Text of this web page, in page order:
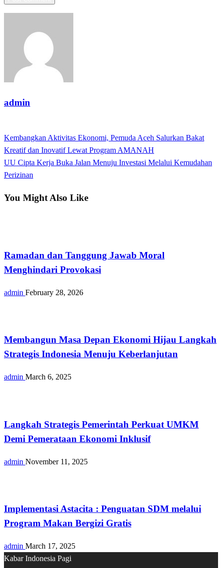
admin
Post
navigation
Previous
Post
Kembangkan Aktivitas Ekonomi, Pemuda Aceh Salurkan Bakat
Kreatif dan Inovatif Lewat Program AMANAH
Next
Post
UU Cipta Kerja Buka Jalan Menuju Investasi Melalui Kemudahan
Perizinan
You Might Also Like
Ramadan dan Tanggung Jawab Moral
Menghindari Provokasi
admin February 28, 2026
Membangun Masa Depan Ekonomi Hijau Langkah
Strategis Indonesia Menuju Keberlanjutan
admin March 6, 2025
Langkah Strategis Pemerintah Perkuat UMKM
Demi Pemerataan Ekonomi Inklusif
admin November 11, 2025
Implementasi Astacita : Penguatan SDM melalui
Program Makan Bergizi Gratis
admin March 17, 2025
Kabar Indonesia Pagi